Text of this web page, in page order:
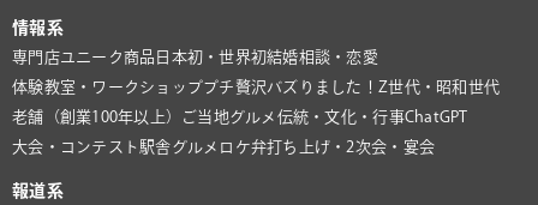
情報系
専門店ユニーク商品 日本初・世界初結婚相談・恋愛
体験教室・ワークショッププチ贅沢バズりました！ Z世代・昭和世代
老舗（創業100年以上）
ご当地グルメ 伝統・文化・行事ChatGPT
大会・コンテスト 駅舎グルメ ロケ弁打ち上げ・2次会・宴会
報道系